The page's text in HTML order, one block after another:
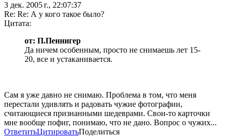
3 дек. 2005 г., 22:07:37
Re: Re: А у кого такое было?
Цитата:
от: П.Пеннигер
Да ничем особенным, просто не снимаешь лет 15-
20, все и устаканивается.
Сам я уже давно не снимаю. Проблема в том, что меня
перестали удивлять и радовать чужие фотографии,
считающиеся признанными шедеврами. Свои-то карточки
мне вообще пофиг, понимаю, что не дано. Вопрос о чужих...
ОтветитьЦитироватьПоделиться